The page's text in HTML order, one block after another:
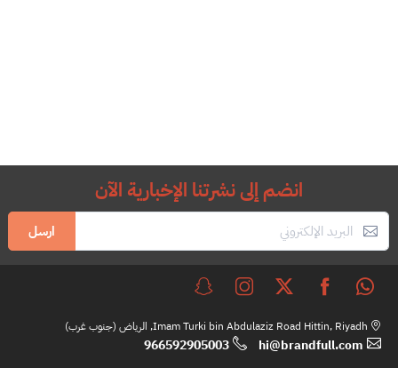
انضم إلى نشرتنا الإخبارية الآن
ارسل
Imam Turki bin Abdulaziz Road Hittin, Riyadh, الرياض (جنوب غرب)
hi@brandfull.com
966592905003